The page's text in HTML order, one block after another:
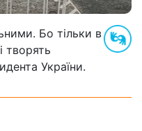
Бо тільки в
творять
України.